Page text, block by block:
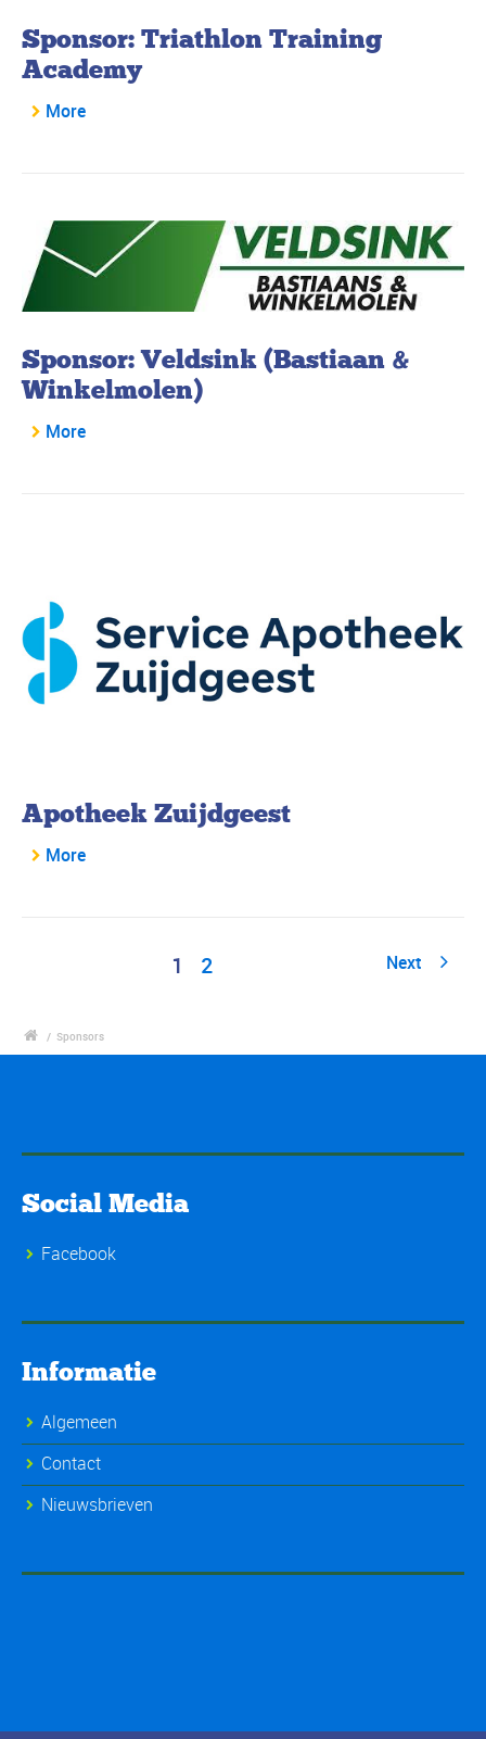
Sponsor: Triathlon Training
Academy
More
Sponsor: Veldsink (Bastiaan &
Winkelmolen)
More
Apotheek Zuijdgeest
More
1 2 Next
/ Sponsors
Social Media
Facebook
Informatie
Algemeen
Contact
Nieuwsbrieven